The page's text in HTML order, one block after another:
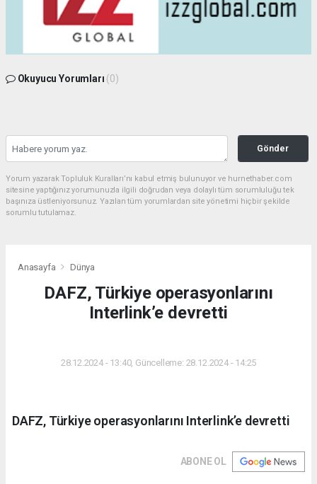
Okuyucu Yorumları (0)
Gönder
Yorum yazarak Topluluk Kuralları’nı kabul etmiş bulunuyor ve hurnethaber.com
sitesine yaptığınız yorumunuzla ilgili doğrudan veya dolaylı tüm sorumluluğu tek
başınıza üstleniyorsunuz. Yazılan tüm yorumlardan site yönetimi hiçbir şekilde
sorumlu tutulamaz.
Anasayfa Dünya
DAFZ, Türkiye operasyonlarını
Interlink’e devretti
28.12.2024 - 13:40, Güncelleme: 28.12.2024 - 14:25
DAFZ, Türkiye operasyonlarını Interlink’e devretti
ABONE OL